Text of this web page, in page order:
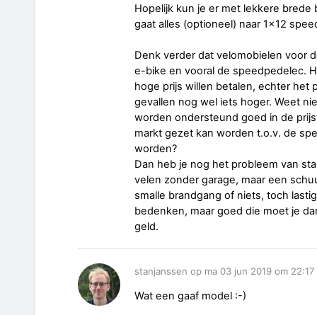
Hopelijk kun je er met lekkere
gaat alles (optioneel) naar 1x12
Denk verder dat velomobielen voor
e-bike en vooral de speedpedelec.
hoge prijs willen betalen, echter het
gevallen nog wel iets hoger. Weet
worden ondersteund goed in de
markt gezet kan worden t.o.v. de
worden?
Dan heb je nog het probleem van
velen zonder garage, maar een
smalle brandgang of niets, toch
bedenken, maar goed die moet je
geld.
stanjanssen op ma 03 jun 2019 om 22:17
Wat een gaaf model :-)